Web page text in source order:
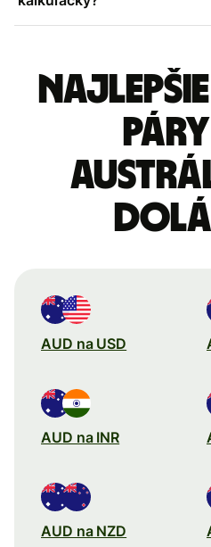
AUD na USD
AUD na INR
AUD na NZD